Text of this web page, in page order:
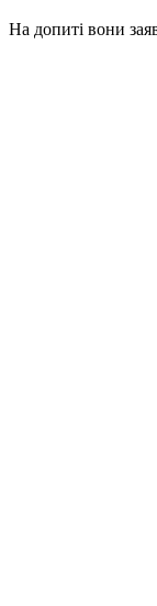
На допиті вони